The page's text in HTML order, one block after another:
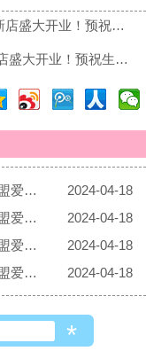
上一篇：热烈祝贺四川省成都市陈女士新店盛大开业！预祝生意兴隆！财源广进！
下一章:热烈祝贺山东省滨州市宣先生新店盛大开业！预祝生意兴隆！财源广进！
热烈庆祝云南母婴店加盟商赵先生加盟爱亲母婴！预祝生意兴隆！
2024-04-18
热烈庆祝河南母婴店加盟商陈先生加盟爱亲母婴！预祝生意兴隆！
2024-04-18
热烈庆祝山西母婴店加盟商江女士加盟爱亲母婴！预祝生意兴隆！
2024-04-18
热烈庆祝广西母婴店加盟商卢先生加盟爱亲母婴！预祝生意兴隆！
2024-04-18
*